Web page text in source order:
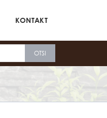
KONTAKT